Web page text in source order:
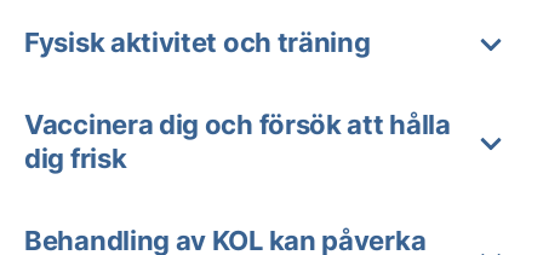
Fysisk aktivitet och träning
Vaccinera dig och försök att hålla
dig frisk
Behandling av KOL kan påverka